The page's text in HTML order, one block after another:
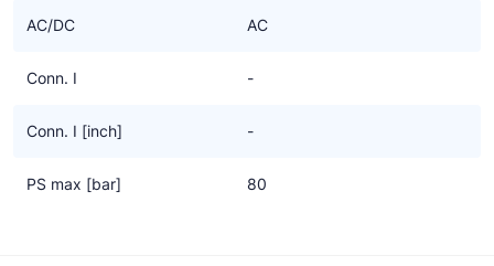
AC/DC AC
Conn. I -
Conn. I [inch] -
PS max [bar] 80